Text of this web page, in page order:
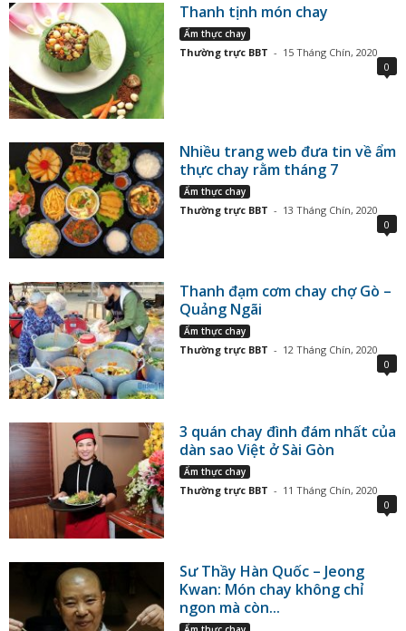
Thanh tịnh món chay
Ẩm thực chay
Thường trực BBT - 15 Tháng Chín, 2020
0
Nhiều trang web đưa tin về ẩm
thực chay rằm tháng 7
Ẩm thực chay
Thường trực BBT - 13 Tháng Chín, 2020
0
Thanh đạm cơm chay chợ Gò –
Quảng Ngãi
Ẩm thực chay
Thường trực BBT - 12 Tháng Chín, 2020
0
3 quán chay đình đám nhất của
dàn sao Việt ở Sài Gòn
Ẩm thực chay
Thường trực BBT - 11 Tháng Chín, 2020
0
Sư Thầy Hàn Quốc – Jeong
Kwan: Món chay không chỉ
ngon mà còn...